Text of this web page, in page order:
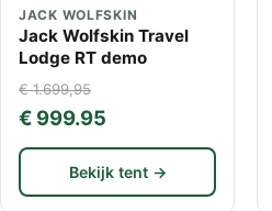
JACK WOLFSKIN
Jack Wolfskin Travel
Lodge RT demo
€ 1.699,95
€ 999.95
Bekijk tent →